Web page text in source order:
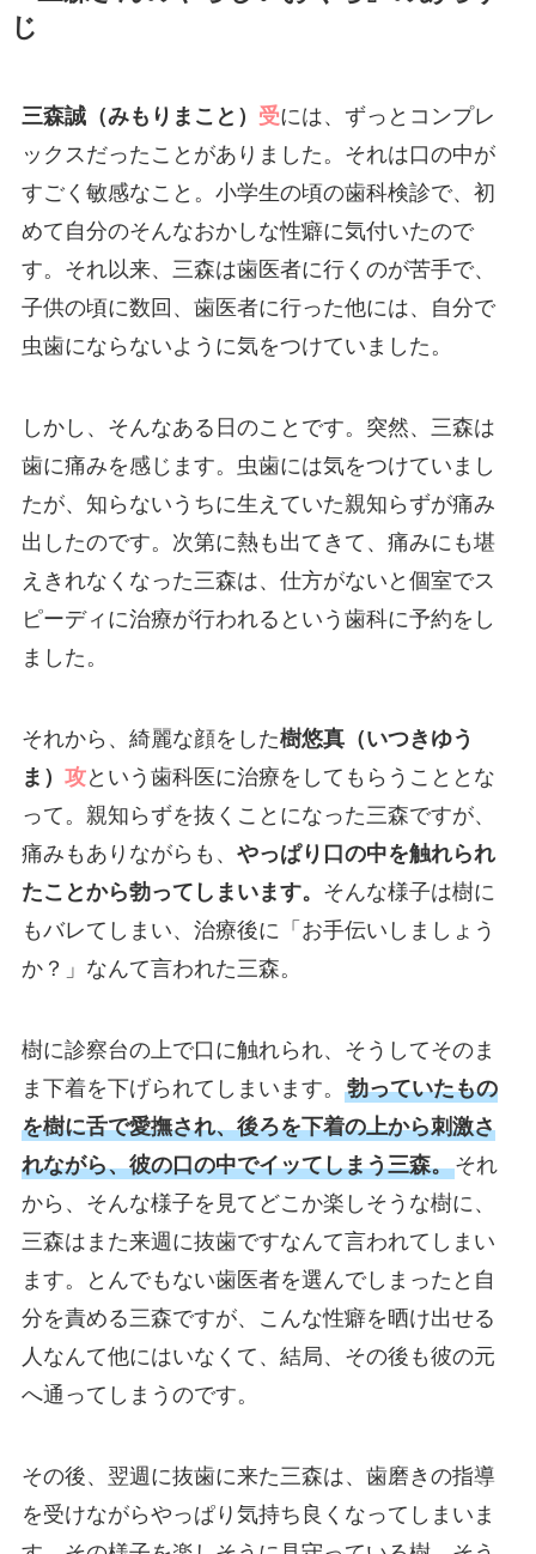
じ
三森誠（みもりまこと） 受には、ずっとコンプレ
ックスだったことがありました。それは口の中が
すごく敏感なこと。小学生の頃の歯科検診で、初
めて自分のそんなおかしな性癖に気付いたので
す。それ以来、三森は歯医者に行くのが苦手で、
子供の頃に数回、歯医者に行った他には、自分で
虫歯にならないように気をつけていました。
しかし、そんなある日のことです。突然、三森は
歯に痛みを感じます。虫歯には気をつけていまし
たが、知らないうちに生えていた親知らずが痛み
出したのです。次第に熱も出てきて、痛みにも堪
えきれなくなった三森は、仕方がないと個室でス
ピーディに治療が行われるという歯科に予約をし
ました。
それから、綺麗な顔をした樹悠真（いつきゆう
ま） 攻という歯科医に治療をしてもらうこととな
って。親知らずを抜くことになった三森ですが、
痛みもありながらも、 やっぱり口の中を触れられ
たことから勃ってしまいます。 そんな様子は樹に
もバレてしまい、治療後に「お手伝いしましょう
か？」なんて言われた三森。
樹に診察台の上で口に触れられ、そうしてそのま
ま下着を下げられてしまいます。 勃っていたもの
を樹に舌で愛撫され、後ろを下着の上から刺激さ
れながら、彼の口の中でイッてしまう三森。それ
から、そんな様子を見てどこか楽しそうな樹に、
三森はまた来週に抜歯ですなんて言われてしまい
ます。とんでもない歯医者を選んでしまったと自
分を責める三森ですが、こんな性癖を晒け出せる
人なんて他にはいなくて、結局、その後も彼の元
へ通ってしまうのです。
その後、翌週に抜歯に来た三森は、歯磨きの指導
を受けながらやっぱり気持ち良くなってしまいま